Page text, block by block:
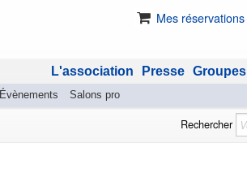
Mes réservations
Évènements Salons pro
Groupes
Presse
L'association
Rechercher